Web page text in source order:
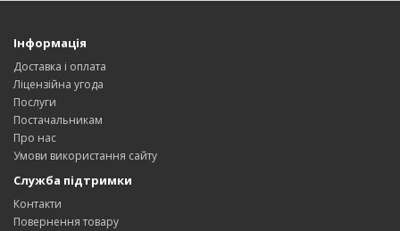
Інформація
Доставка і оплата
Ліцензійна угода
Послуги
Постачальникам
Про нас
Умови використання сайту
Служба підтримки
Контакти
Повернення товару